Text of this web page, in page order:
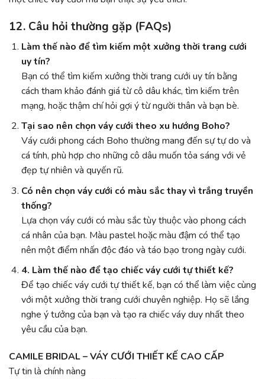
12. Câu hỏi thường gặp (FAQs)
Làm thế nào để tìm kiếm một xưởng thời trang cưới
uy tín?
Bạn có thể tìm kiếm xưởng thời trang cưới uy tín bằng
cách tham khảo đánh giá từ cô dâu khác, tìm kiếm trên
mạng, hoặc thậm chí hỏi gợi ý từ người thân và bạn bè.
Tại sao nên chọn váy cưới theo xu hướng Boho?
Váy cưới phong cách Boho thường mang đến sự tự do và
cá tính, phù hợp cho những cô dâu muốn tỏa sáng với vẻ
đẹp tự nhiên và quyến rũ.
Có nên chọn váy cưới có màu sắc thay vì trắng truyền
thống?
Lựa chọn váy cưới có màu sắc tùy thuộc vào phong cách
cá nhân của bạn. Màu pastel hoặc màu đậm có thể tạo
nên một điểm nhấn độc đáo và táo bạo trong ngày cưới.
4. Làm thế nào để tạo chiếc váy cưới tự thiết kế?
Để tạo chiếc váy cưới tự thiết kế, bạn có thể làm việc cùng
với một xưởng thời trang cưới chuyên nghiệp. Họ sẽ lắng
nghe ý tưởng của bạn và tạo ra chiếc váy duy nhất theo
yêu cầu của bạn.
CAMILE BRIDAL – VÁY CƯỚI THIẾT KẾ CAO CẤP
Tự tin là chính nàng